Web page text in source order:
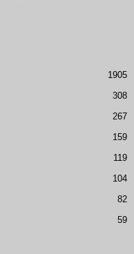
1905
308
267
159
119
104
82
59